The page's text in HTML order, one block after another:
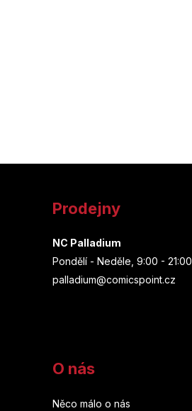
Prodejny
NC Palladium
Pondělí - Neděle, 9:00 - 21:00
palladium@comicspoint.cz
O nás
Něco málo o nás